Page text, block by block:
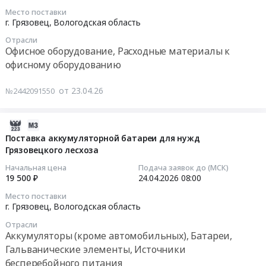
Место поставки
г. Грязовец, Вологодская область
Отрасли
Офисное оборудование, Расходные материалы к
офисному оборудованию
№2442091550 от 23.04.26
Поставка аккумуляторной батареи для нужд
Грязовецкого лесхоза
Начальная цена
19 500 ₽
Подача заявок до (МСК)
24.04.2026 08:00
Место поставки
г. Грязовец, Вологодская область
Отрасли
Аккумуляторы (кроме автомобильных), Батареи,
Гальванические элементы, Источники
бесперебойного питания